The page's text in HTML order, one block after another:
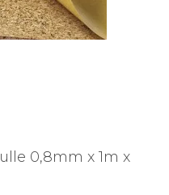
0,8mm x 1m x